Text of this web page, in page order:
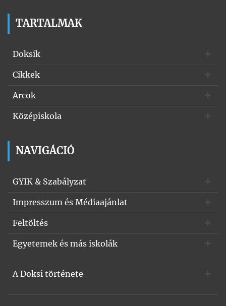
TARTALMAK
Doksik
Cikkek
Arcok
Középiskola
NAVIGÁCIÓ
GYIK & Szabályzat
Impresszum és Médiaajánlat
Feltöltés
Egyetemek és más iskolák
A Doksi története